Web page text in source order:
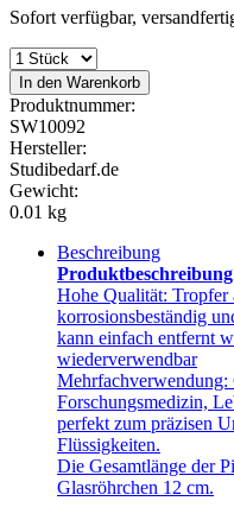
Sofort verfügbar,
In den Warenkorb
Produktnummer:
SW10092
Hersteller:
Studibedarf.de
Gewicht:
0.01 kg
Beschreibung
Hohe Qualität: Tropfer
korrosionsbeständig
kann einfach entfernt
wiederverwendbar
Mehrfachverwendung:
Forschungsmedizin,
perfekt zum präzisen
Flüssigkeiten.
Die Gesamtlänge der
Glasröhrchen 12 cm.